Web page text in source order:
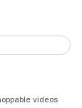
videos